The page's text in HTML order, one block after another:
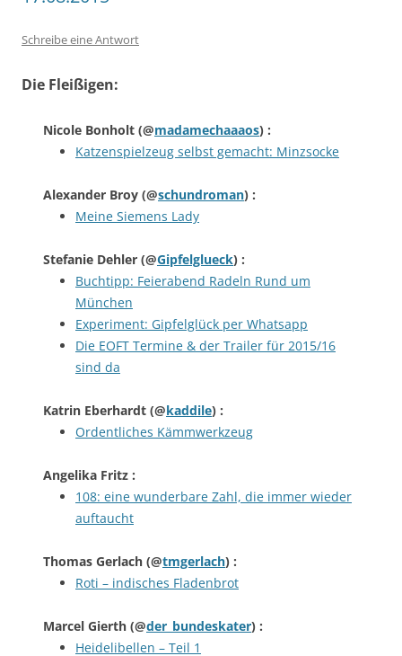
Schreibe eine Antwort
Die Fleißigen:
Nicole Bonholt (@madamechaaaos) :
Katzenspielzeug selbst gemacht: Minzsocke
Alexander Broy (@schundroman) :
Meine Siemens Lady
Stefanie Dehler (@Gipfelglueck) :
Buchtipp: Feierabend Radeln Rund um
München
Experiment: Gipfelglück per Whatsapp
Die EOFT Termine & der Trailer für 2015/16
sind da
Katrin Eberhardt (@kaddile) :
Ordentliches Kämmwerkzeug
Angelika Fritz :
108: eine wunderbare Zahl, die immer wieder
auftaucht
Thomas Gerlach (@tmgerlach) :
Roti – indisches Fladenbrot
Marcel Gierth (@der_bundeskater) :
Heidelibellen – Teil 1